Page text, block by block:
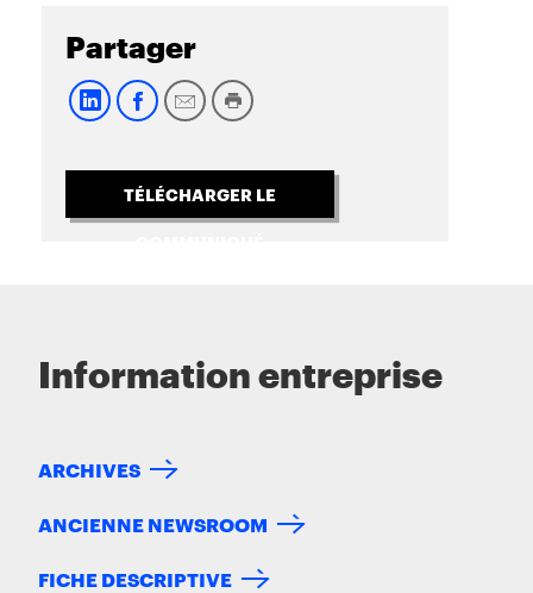
Partager
TÉLÉCHARGER LE
Information entreprise
ARCHIVES
ANCIENNE NEWSROOM
FICHE DESCRIPTIVE